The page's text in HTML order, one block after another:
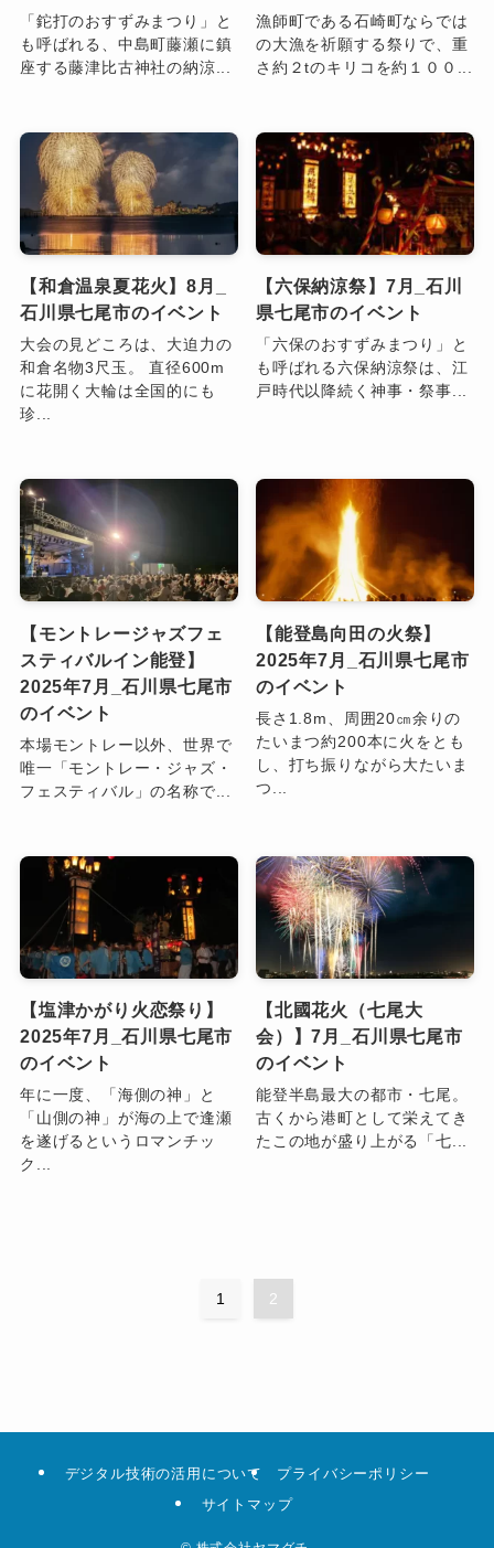
「鉈打のおすずみまつり」と
も呼ばれる、中島町藤瀬に鎮
座する藤津比古神社の納涼...
漁師町である石崎町ならでは
の大漁を祈願する祭りで、重
さ約２tのキリコを約１００...
【和倉温泉夏花火】8月_
石川県七尾市のイベント
大会の見どころは、大迫力の
和倉名物3尺玉。 直径600m
に花開く大輪は全国的にも
珍...
【六保納涼祭】7月_石川
県七尾市のイベント
「六保のおすずみまつり」と
も呼ばれる六保納涼祭は、江
戸時代以降続く神事・祭事...
【モントレージャズフェ
スティバルイン能登】
2025年7月_石川県七尾市
のイベント
本場モントレー以外、世界で
唯一「モントレー・ジャズ・
フェスティバル」の名称で...
【能登島向田の火祭】
2025年7月_石川県七尾市
のイベント
長さ1.8m、周囲20㎝余りの
たいまつ約200本に火をとも
し、打ち振りながら大たいま
つ...
【塩津かがり火恋祭り】
2025年7月_石川県七尾市
のイベント
年に一度、「海側の神」と
「山側の神」が海の上で逢瀬
を遂げるというロマンチッ
ク...
【北國花火（七尾大
会）】7月_石川県七尾市
のイベント
能登半島最大の都市・七尾。
古くから港町として栄えてき
たこの地が盛り上がる「七...
1 2
デジタル技術の活用について
プライバシーポリシー
サイトマップ